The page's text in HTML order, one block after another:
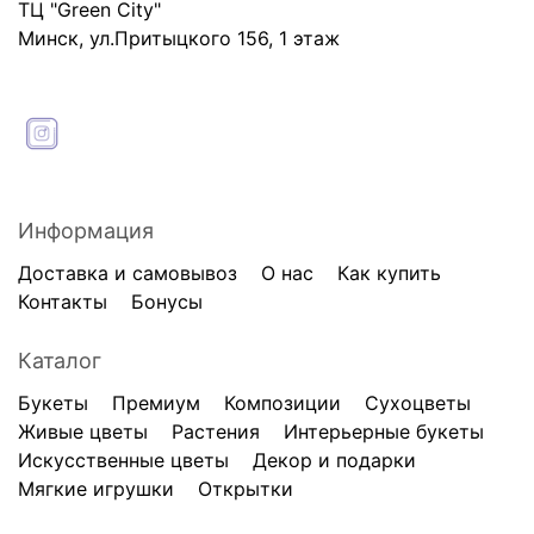
Информация
Доставка и самовывоз О нас
Как купить
Контакты
Бонусы
Каталог
Букеты Премиум Композиции
Сухоцветы
Живые цветы
Растения
Интерьерные букеты
Искусственные цветы
Декор и подарки
Мягкие игрушки
Открытки
ТЦ "Green City"
Минск, ул.Притыцкого 156, 1 этаж